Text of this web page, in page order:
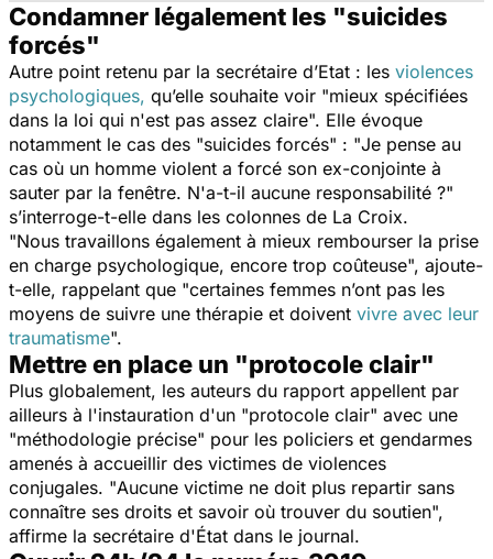
Condamner légalement les "suicides
forcés"
Autre point retenu par la secrétaire d’Etat : les violences
psychologiques, qu’elle souhaite voir "mieux spécifiées
dans la loi qui n'est pas assez claire". Elle évoque
notamment le cas des "suicides forcés" : "Je pense au
cas où un homme violent a forcé son ex-conjointe à
sauter par la fenêtre. N'a-t-il aucune responsabilité ?"
s’interroge-t-elle dans les colonnes de La Croix.
"Nous travaillons également à mieux rembourser la prise
en charge psychologique, encore trop coûteuse", ajoute-
t-elle, rappelant que "certaines femmes n’ont pas les
moyens de suivre une thérapie et doivent vivre avec leur
traumatisme".
Mettre en place un "protocole clair"
Plus globalement, les auteurs du rapport appellent par
ailleurs à l'instauration d'un "protocole clair" avec une
"méthodologie précise" pour les policiers et gendarmes
amenés à accueillir des victimes de violences
conjugales. "Aucune victime ne doit plus repartir sans
connaître ses droits et savoir où trouver du soutien",
affirme la secrétaire d'État dans le journal.